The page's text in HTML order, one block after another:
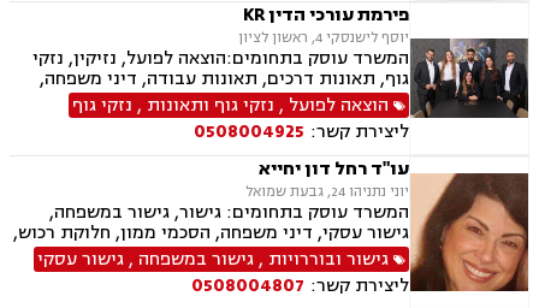
פירמת עורכי הדין KR
יוסף לישנסקי 4, ראשון לציון
המשרד עוסק בתחומים:הוצאה לפועל, נזיקין, נזקי
גוף, תאונות דרכים, תאונות עבודה, דיני משפחה,
גירושין, ירושות וצוואות, הסכמי ממון, דין משמעתי,
מקרקעין ונדל"ן, עסקאות מכר דירה, גישור עסקי,
דיני חוזים, אובדן כושר עבודה, ביטוח לאומי, דיני
חברות, דיני עמותות.
הוצאה לפועל , נזקי גוף ותאונות , נזקי גוף
ליצירת קשר: 0508004925
עו"ד רחל דון יחייא
יוני נתניהו 24, גבעת שמואל
המשרד עוסק בתחומים: גישור, גישור במשפחה,
גישור עסקי, דיני משפחה, הסכמי ממון, חלוקת רכוש,
מזונות, ירושות וצוואות, מעמד אישי, דיני חוזים
גישור ובוררויות ,גישור במשפחה ,גישור עסקי
ליצירת קשר: 0508004807